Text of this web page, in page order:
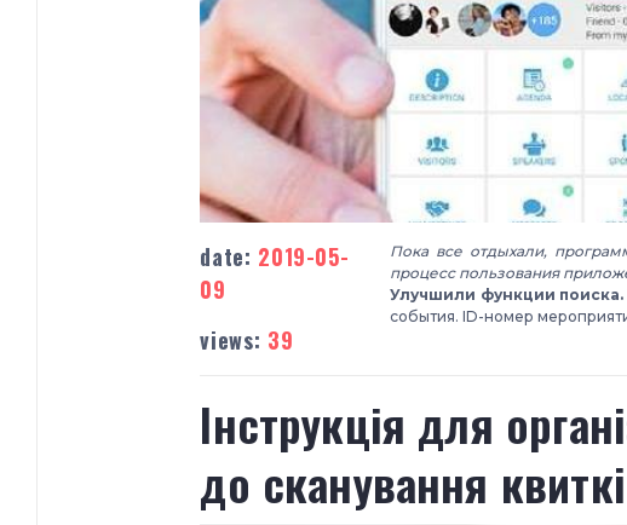
date: 2019-05-
09
views: 39
Пока все отдыхали,
процесс пользования
Улучшили функции
события. ID-номер
​Інструкція для
до сканування